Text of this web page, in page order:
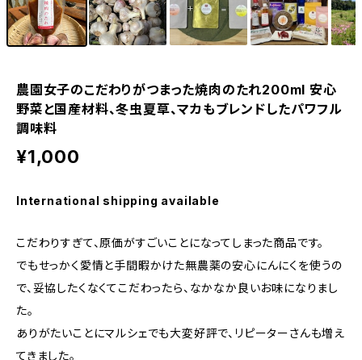
農園女子のこだわりがつまった焼肉のたれ200ml 安心
野菜と国産材料、冬虫夏草、マカもブレンドしたパワフル
調味料
¥1,000
International shipping available
こだわりすぎて、原価がすごいことになってしまった商品です。
でもせっかく愛情と手間暇かけた無農薬の安心にんにくを使うの
で、妥協したくなくてこだわったら、なかなか良いお味になりまし
た。
ありがたいことにマルシェでも大変好評で、リピーターさんも増え
てきました。